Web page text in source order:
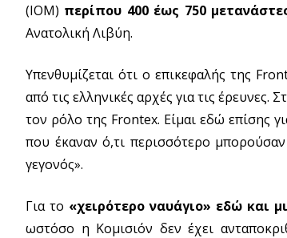
(IOM) περίπου 400 έως 750
Ανατολική Λιβύη.
Υπενθυμίζεται ότι ο επικεφαλής της
από τις ελληνικές αρχές για τις
τον ρόλο της Frontex. Είμαι εδώ επίσης
που έκαναν ό,τι περισσότερο
γεγονός».
Για το «χειρότερο ναυάγιο» εδώ και
ωστόσο η Κομισιόν δεν έχει